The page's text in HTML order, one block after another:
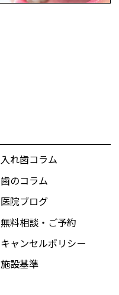
入れ歯コラム
歯のコラム
医院ブログ
無料相談・ご予約
キャンセルポリシー
施設基準